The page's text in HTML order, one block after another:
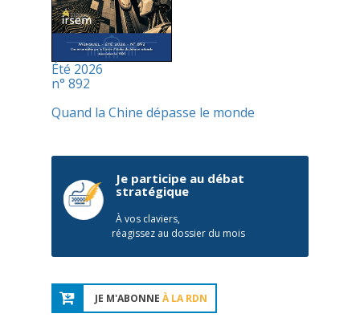
Été 2026
n° 892
Quand la Chine dépasse le monde
Je participe au débat
stratégique
À vos claviers,
réagissez au dossier du mois
JE M'ABONNE À LA RDN